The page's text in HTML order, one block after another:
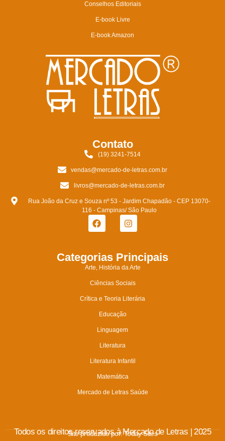
Conselhos Editoriais
E-book Livre
E-book Amazon
Contato
(19) 3241-7514
vendas@mercado-de-letras.com.br
livros@mercado-de-letras.com.br
Rua João da Cruz e Souza nº 53 - Jardim Chapadão - CEP 13070-
116 - Campinas/ São Paulo
Categorias Principais
Arte, História da Arte
Ciências Sociais
Crítica e Teoria Literária
Educação
Linguagem
Literatura
Literatura Infantil
Matemática
Mercado de Letras Saúde
Todos os direitos reservados à Mercado de Letras | 2025
Site produzido por:Today Sites